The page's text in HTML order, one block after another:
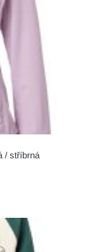
/ stříbrná